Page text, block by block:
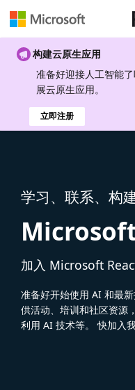
构建云原生应用
准备好迎接人工智能
展云原生应用。
立即注册
学习、联系、构
加入 Microsoft
准备好开始使用 AI 和最
供活动、培训和社区资源
利用 AI 技术等。 快加入